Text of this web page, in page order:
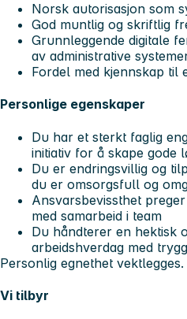
Norsk autorisasjon som
God muntlig og skriftlig
Grunnleggende digitale
av administrative
Fordel med kjennskap til
Personlige egenskaper
Du har et sterkt faglig
initiativ for å skape gode
Du er endringsvillig og
du er omsorgsfull og
Ansvarsbevissthet
med samarbeid i team
Du håndterer en hektisk
arbeidshverdag med
Personlig egnethet vektlegges.
Vi tilbyr